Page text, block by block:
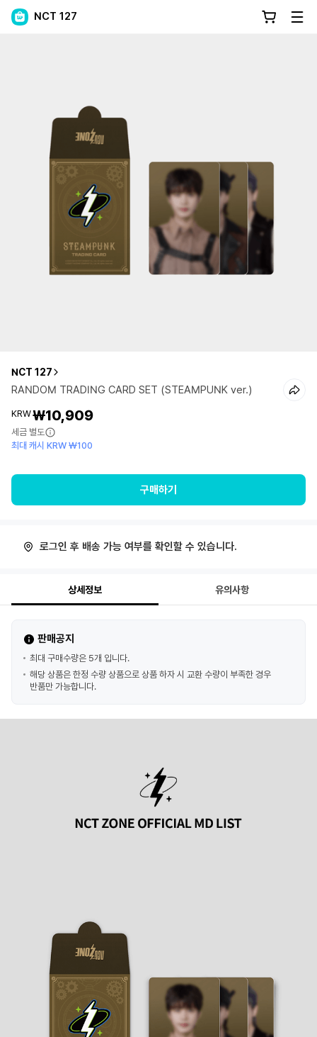
NCT 127
NCT 127
RANDOM TRADING CARD SET (STEAMPUNK ver.)
KRW₩10,909
세금 별도
최대 캐시 KRW ₩100
구매하기
로그인 후 배송 가능 여부를 확인할 수 있습니다.
상세정보 유의사항
판매공지
최대 구매수량은 5개 입니다.
해당 상품은 한정 수량 상품으로 상품 하자 시 교환 수량이 부족한 경우
반품만 가능합니다.